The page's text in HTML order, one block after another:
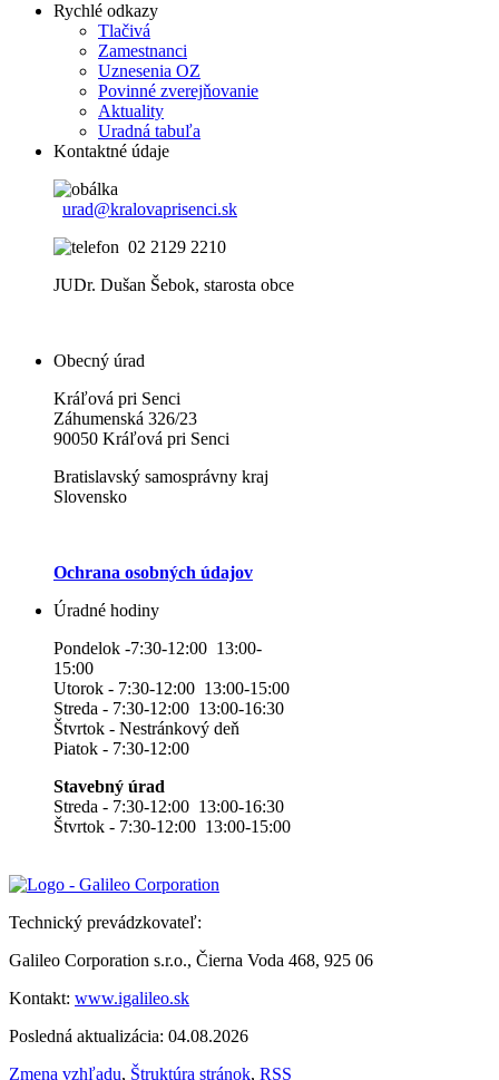
Rychlé odkazy
Tlačivá
Zamestnanci
Uznesenia OZ
Povinné zverejňovanie
Aktuality
Uradná tabuľa
Kontaktné údaje
urad@kralovaprisenci.sk
02 2129 2210
JUDr. Dušan Šebok, starosta obce
Obecný úrad
Kráľová pri Senci
Záhumenská 326/23
90050 Kráľová pri Senci
Bratislavský samosprávny kraj
Slovensko
Ochrana osobných údajov
Úradné hodiny
Pondelok -7:30-12:00 13:00-
15:00
Utorok - 7:30-12:00 13:00-15:00
Streda - 7:30-12:00 13:00-16:30
Štvrtok - Nestránkový deň
Piatok - 7:30-12:00
Stavebný úrad
Streda - 7:30-12:00 13:00-16:30
Štvrtok - 7:30-12:00 13:00-15:00
Technický prevádzkovateľ:
Galileo Corporation s.r.o., Čierna Voda 468, 925 06
Kontakt: www.igalileo.sk
Posledná aktualizácia: 04.08.2026
Zmena vzhľadu, Štruktúra stránok, RSS